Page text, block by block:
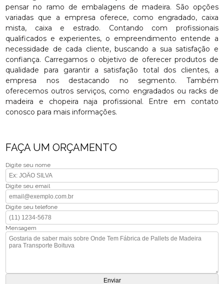
pensar no ramo de embalagens de madeira. São opções
variadas que a empresa oferece, como engradado, caixa
mista, caixa e estrado. Contando com profissionais
qualificados e experientes, o empreendimento entende a
necessidade de cada cliente, buscando a sua satisfação e
confiança. Carregamos o objetivo de oferecer produtos de
qualidade para garantir a satisfação total dos clientes, a
empresa nos destacando no segmento. Também
oferecemos outros serviços, como engradados ou racks de
madeira e chopeira naja profissional. Entre em contato
conosco para mais informações.
FAÇA UM ORÇAMENTO
Digite seu nome
Digite seu email
Digite seu telefone
Mensagem